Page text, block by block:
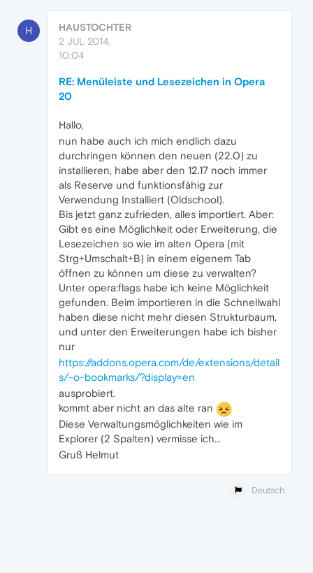
H
HAUSTOCHTER
2 JUL 2014,
10:04
RE: Menüleiste und Lesezeichen in Opera
20
Hallo,
nun habe auch ich mich endlich dazu
durchringen können den neuen (22.0) zu
installieren, habe aber den 12.17 noch immer
als Reserve und funktionsfähig zur
Verwendung Installiert (Oldschool).
Bis jetzt ganz zufrieden, alles importiert. Aber:
Gibt es eine Möglichkeit oder Erweiterung, die
Lesezeichen so wie im alten Opera (mit
Strg+Umschalt+B) in einem eigenem Tab
öffnen zu können um diese zu verwalten?
Unter opera:flags habe ich keine Möglichkeit
gefunden. Beim importieren in die Schnellwahl
haben diese nicht mehr diesen Strukturbaum,
und unter den Erweiterungen habe ich bisher
nur
https://addons.opera.com/de/extensions/detail
s/-o-bookmarks/?display=en
ausprobiert.
kommt aber nicht an das alte ran
Diese Verwaltungsmöglichkeiten wie im
Explorer (2 Spalten) vermisse ich...
Gruß Helmut
Deutsch